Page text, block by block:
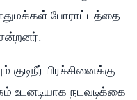
போராட்டத்தை
பிரச்சினைக்கு
உடனடியாக நடவடிக்கை